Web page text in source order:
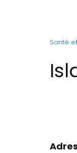
Santé